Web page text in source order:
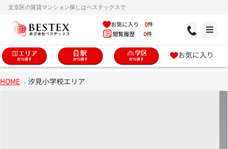
文京区の賃貸マンション探しはベステックスで
お気に入り 0件
閲覧履歴 0件
お気に入り
HOME 汐見小学校エリア